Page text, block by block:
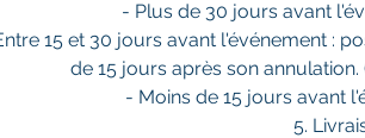
- Plus de 30 jours avant
15 et 30 jours avant l'événement :
de 15 jours après son
- Moins de 15 jours avant
5.